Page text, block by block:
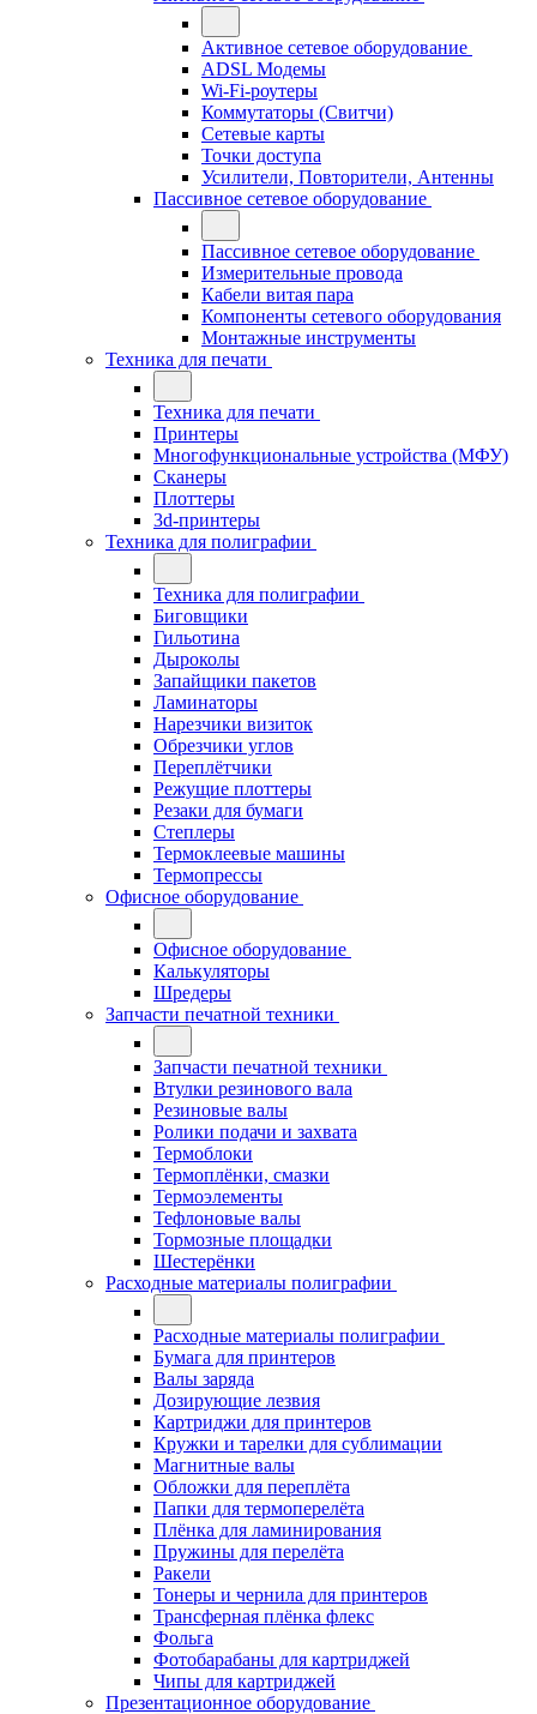
Активное сетевое оборудование
ADSL Модемы
Wi-Fi-роутеры
Коммутаторы (Свитчи)
Сетевые карты
Точки доступа
Усилители, Повторители, Антенны
Пассивное сетевое оборудование
Пассивное сетевое оборудование
Измерительные провода
Кабели витая пара
Компоненты сетевого оборудования
Монтажные инструменты
Техника для печати
Техника для печати
Принтеры
Многофункциональные устройства (МФУ)
Сканеры
Плоттеры
3d-принтеры
Техника для полиграфии
Техника для полиграфии
Биговщики
Гильотина
Дыроколы
Запайщики пакетов
Ламинаторы
Нарезчики визиток
Обрезчики углов
Переплётчики
Режущие плоттеры
Резаки для бумаги
Степлеры
Термоклеевые машины
Термопрессы
Офисное оборудование
Офисное оборудование
Калькуляторы
Шредеры
Запчасти печатной техники
Запчасти печатной техники
Втулки резинового вала
Резиновые валы
Ролики подачи и захвата
Термоблоки
Термоплёнки, смазки
Термоэлементы
Тефлоновые валы
Тормозные площадки
Шестерёнки
Расходные материалы полиграфии
Расходные материалы полиграфии
Бумага для принтеров
Валы заряда
Дозирующие лезвия
Картриджи для принтеров
Кружки и тарелки для сублимации
Магнитные валы
Обложки для переплёта
Папки для термоперелёта
Плёнка для ламинирования
Пружины для перелёта
Ракели
Тонеры и чернила для принтеров
Трансферная плёнка флекс
Фольга
Фотобарабаны для картриджей
Чипы для картриджей
Презентационное оборудование